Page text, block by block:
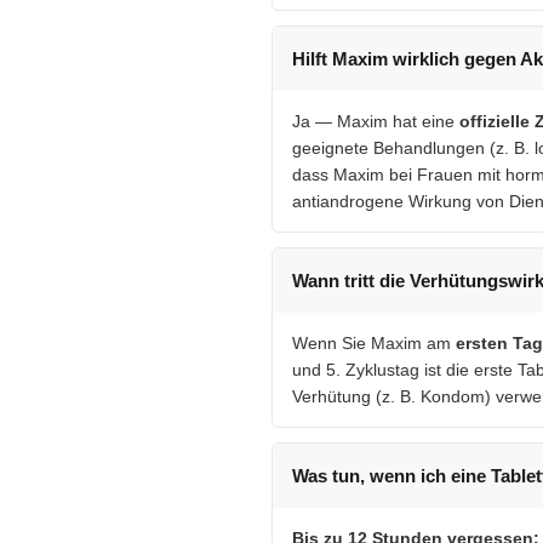
Hilft Maxim wirklich gegen
Ja — Maxim hat eine offizielle
geeignete Behandlungen (z. B.
dass Maxim bei Frauen mit
antiandrogene Wirkung von
Wann tritt die
Wenn Sie Maxim am ersten
und 5. Zyklustag ist die erste
Verhütung (z. B. Kondom)
Was tun, wenn ich eine
Bis zu 12 Stunden vergessen: